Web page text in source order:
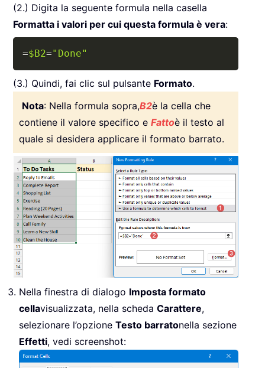
(2.) Digita la seguente formula nella casella
Formatta i valori per cui questa formula è vera:
=$B2="Done"
(3.) Quindi, fai clic sul pulsante Formato.
Nota: Nella formula sopra,B2è la cella che
contiene il valore specifico e Fattoè il testo al
quale si desidera applicare il formato barrato.
Nella finestra di dialogo Imposta formato
cellavisualizzata, nella scheda Carattere,
selezionare l’opzione Testo barratonella sezione
Effetti, vedi screenshot: